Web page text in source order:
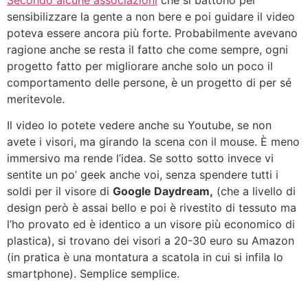
sensibilizzare la gente a non bere e poi guidare il video
poteva essere ancora più forte. Probabilmente avevano
ragione anche se resta il fatto che come sempre, ogni
progetto fatto per migliorare anche solo un poco il
comportamento delle persone, è un progetto di per sé
meritevole.
Il video lo potete vedere anche su Youtube, se non
avete i visori, ma girando la scena con il mouse. È meno
immersivo ma rende l’idea. Se sotto sotto invece vi
sentite un po’ geek anche voi, senza spendere tutti i
soldi per il visore di Google Daydream, (che a livello di
design però è assai bello e poi è rivestito di tessuto ma
l’ho provato ed è identico a un visore più economico di
plastica), si trovano dei visori a 20-30 euro su Amazon
(in pratica è una montatura a scatola in cui si infila lo
smartphone). Semplice semplice.